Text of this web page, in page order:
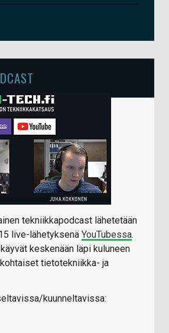
tekniikkapodcast lähetetään
live-lähetyksenä YouTubessa.
keskenään läpi kuluneen
tietotekniikka- ja
kuunneltavissa: